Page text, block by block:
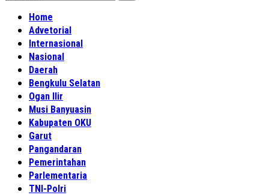
Home
Advetorial
Internasional
Nasional
Daerah
Bengkulu Selatan
Ogan Ilir
Musi Banyuasin
Kabupaten OKU
Garut
Pangandaran
Pemerintahan
Parlementaria
TNI-Polri